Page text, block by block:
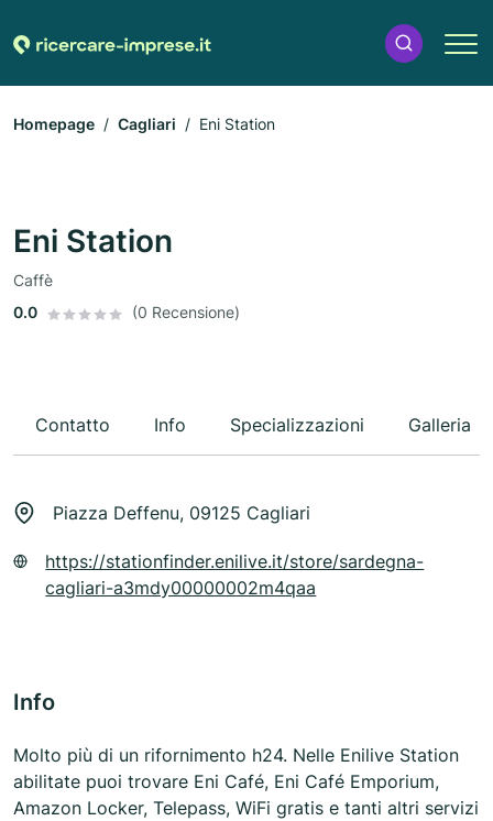
Homepage Cagliari Eni Station
Eni Station
Caffè
0.0
(0 Recensione)
Contatto Info Specializzazioni Galleria
Piazza Deffenu, 09125 Cagliari
https://stationfinder.enilive.it/store/sardegna-
cagliari-a3mdy00000002m4qaa
Info
Molto più di un rifornimento h24. Nelle Enilive Station
abilitate puoi trovare Eni Café, Eni Café Emporium,
Amazon Locker, Telepass, WiFi gratis e tanti altri servizi